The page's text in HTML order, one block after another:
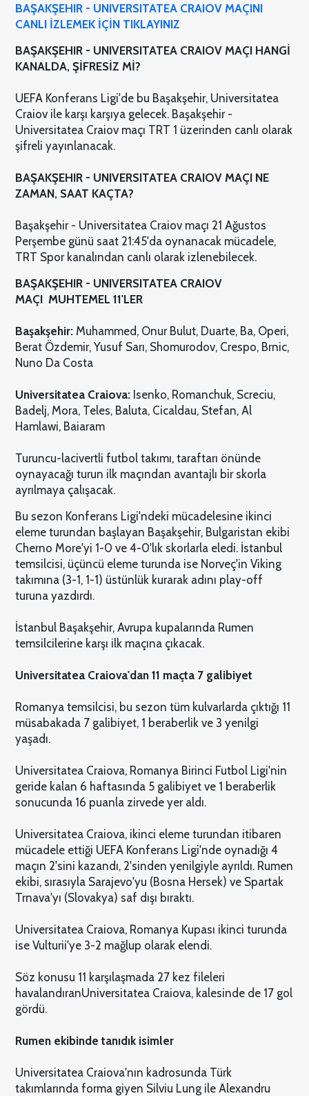
BAŞAKŞEHIR - UNIVERSITATEA CRAIOV MAÇINI
CANLI İZLEMEK İÇİN TIKLAYINIZ
BAŞAKŞEHIR - UNIVERSITATEA CRAIOV MAÇI HANGİ
KANALDA, ŞİFRESİZ Mİ?
UEFA Konferans Ligi'de bu Başakşehir, Universitatea
Craiov ile karşı karşıya gelecek. Başakşehir -
Universitatea Craiov maçı TRT 1 üzerinden canlı olarak
şifreli yayınlanacak.
BAŞAKŞEHIR - UNIVERSITATEA CRAIOV MAÇI NE
ZAMAN, SAAT KAÇTA?
Başakşehir - Universitatea Craiov maçı 21 Ağustos
Perşembe günü saat 21:45'da oynanacak mücadele,
TRT Spor kanalından canlı olarak izlenebilecek.
BAŞAKŞEHIR - UNIVERSITATEA CRAIOV
MAÇI MUHTEMEL 11'LER
Başakşehir:Muhammed, Onur Bulut, Duarte, Ba, Operi,
Berat Özdemir, Yusuf Sarı, Shomurodov, Crespo, Brnic,
Nuno Da Costa
Universitatea Craiova:Isenko, Romanchuk, Screciu,
Badelj, Mora, Teles, Baluta, Cicaldau, Stefan, Al
Hamlawi, Baiaram
Turuncu-lacivertli futbol takımı, taraftarı önünde
oynayacağı turun ilk maçından avantajlı bir skorla
ayrılmaya çalışacak.
Bu sezon Konferans Ligi'ndeki mücadelesine ikinci
eleme turundan başlayan Başakşehir, Bulgaristan ekibi
Cherno More'yi 1-0 ve 4-0'lık skorlarla eledi. İstanbul
temsilcisi, üçüncü eleme turunda ise Norveç'in Viking
takımına (3-1, 1-1) üstünlük kurarak adını play-off
turuna yazdırdı.
İstanbul Başakşehir, Avrupa kupalarında Rumen
temsilcilerine karşı ilk maçına çıkacak.
Universitatea Craiova'dan 11 maçta 7 galibiyet
Romanya temsilcisi, bu sezon tüm kulvarlarda çıktığı 11
müsabakada 7 galibiyet, 1 beraberlik ve 3 yenilgi
yaşadı.
Universitatea Craiova, Romanya Birinci Futbol Ligi'nin
geride kalan 6 haftasında 5 galibiyet ve 1 beraberlik
sonucunda 16 puanla zirvede yer aldı.
Universitatea Craiova, ikinci eleme turundan itibaren
mücadele ettiği UEFA Konferans Ligi'nde oynadığı 4
maçın 2'sini kazandı, 2'sinden yenilgiyle ayrıldı. Rumen
ekibi, sırasıyla Sarajevo'yu (Bosna Hersek) ve Spartak
Trnava'yı (Slovakya) saf dışı bıraktı.
Universitatea Craiova, Romanya Kupası ikinci turunda
ise Vulturii'ye 3-2 mağlup olarak elendi.
Söz konusu 11 karşılaşmada 27 kez fileleri
havalandıranUniversitatea Craiova, kalesinde de 17 gol
gördü.
Rumen ekibinde tanıdık isimler
Universitatea Craiova'nın kadrosunda Türk
takımlarında forma giyen Silviu Lung ile Alexandru